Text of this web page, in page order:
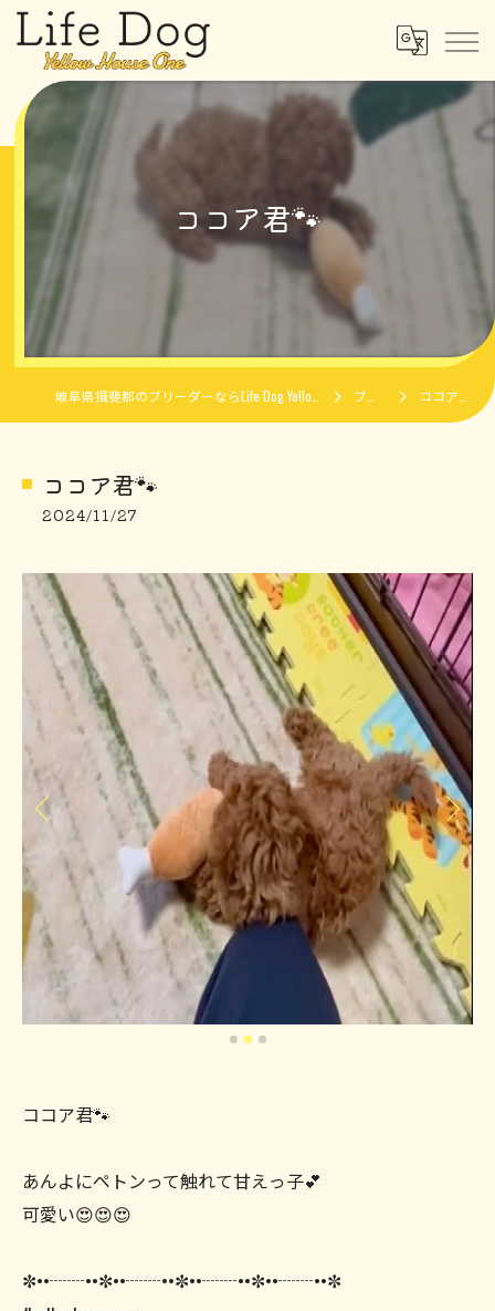
ココア君🐾
ブログ ココア君🐾
ココア君🐾
2024/11/27
ココア君🐾
あんよにペトンって触れて甘えっ子💕
可愛い😍😍😍
✼••┈┈••✼••┈┈••✼••┈┈••✼••┈┈••✼